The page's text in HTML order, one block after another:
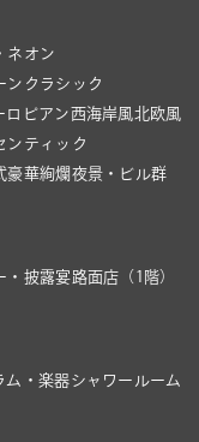
ネオン
ン クラシック
ロピアン 西海岸風北欧風
ンティック
豪華絢爛夜景・ビル群
・披露宴路面店（1階）
ム・楽器シャワールーム